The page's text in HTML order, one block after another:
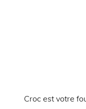
Croc est votre